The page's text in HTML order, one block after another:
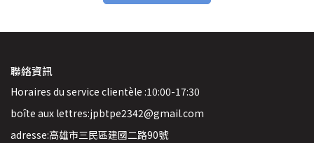
聯絡資訊
Horaires du service clientèle :10:00-17:30
boîte aux lettres:jpbtpe2342@gmail.com
adresse:高雄市三民區建國二路90號